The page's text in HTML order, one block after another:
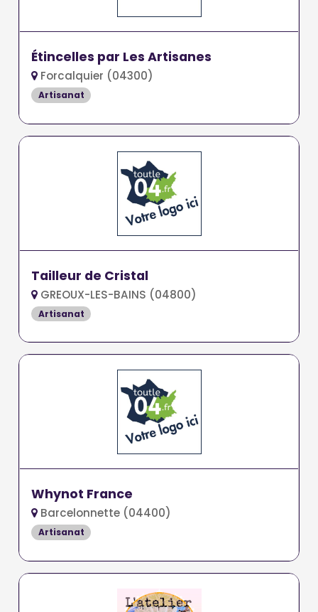
Étincelles par Les Artisanes
Forcalquier (04300)
Artisanat
Tailleur de Cristal
GREOUX-LES-BAINS (04800)
Artisanat
Whynot France
Barcelonnette (04400)
Artisanat